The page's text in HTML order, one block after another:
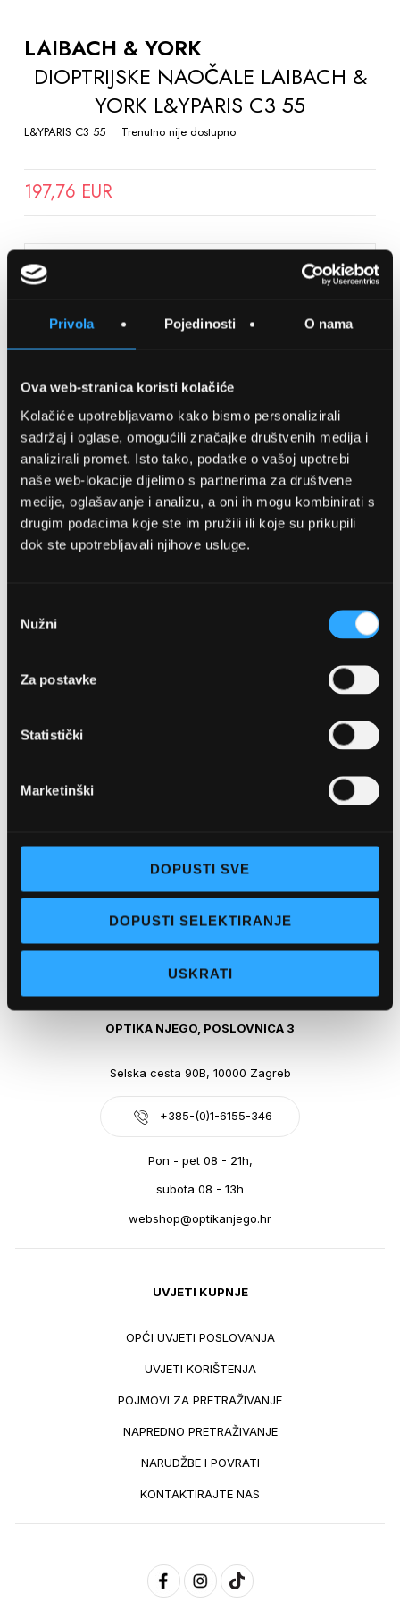
Privola Pojedinosti O nama
Ova web-stranica koristi kolačiće
Kolačiće upotrebljavamo kako bismo personalizirali
sadržaj i oglase, omogućili značajke društvenih medija i
analizirali promet. Isto tako, podatke o vašoj upotrebi
naše web-lokacije dijelimo s partnerima za društvene
medije, oglašavanje i analizu, a oni ih mogu kombinirati s
drugim podacima koje ste im pružili ili koje su prikupili
dok ste upotrebljavali njihove usluge.
pristanka
Nužni
Za postavke
Statistički
Marketinški
DOPUSTI SVE
DOPUSTI SELEKTIRANJE
USKRATI
THE
BEGINNING
OF
GALLERY
LAIBACH & YORK
DIOPTRIJSKE NAOČALE LAIBACH &
YORK L&YPARIS C3 55
L&YPARIS C3 55 Trenutno nije dostupno
197,76 EUR
SPREMITE NA LISTU ŽELJA
Detalji
OPTIKA NJEGO, POSLOVNICA 1
Pon - pet: 07 - 21h,
Sub: 07-21h
webshop@optikanjego.hr
OPTIKA NJEGO, POSLOVNICA 3
Selska cesta 90B, 10000 Zagreb
+385-(0)1-6155-346
Pon - pet 08 - 21h,
subota 08 - 13h
webshop@optikanjego.hr
UVJETI KUPNJE
OPĆI UVJETI POSLOVANJA
UVJETI KORIŠTENJA
POJMOVI ZA PRETRAŽIVANJE
NAPREDNO PRETRAŽIVANJE
NARUDŽBE I POVRATI
KONTAKTIRAJTE NAS